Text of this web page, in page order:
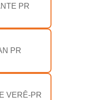
PR
PR
VERÊ-PR